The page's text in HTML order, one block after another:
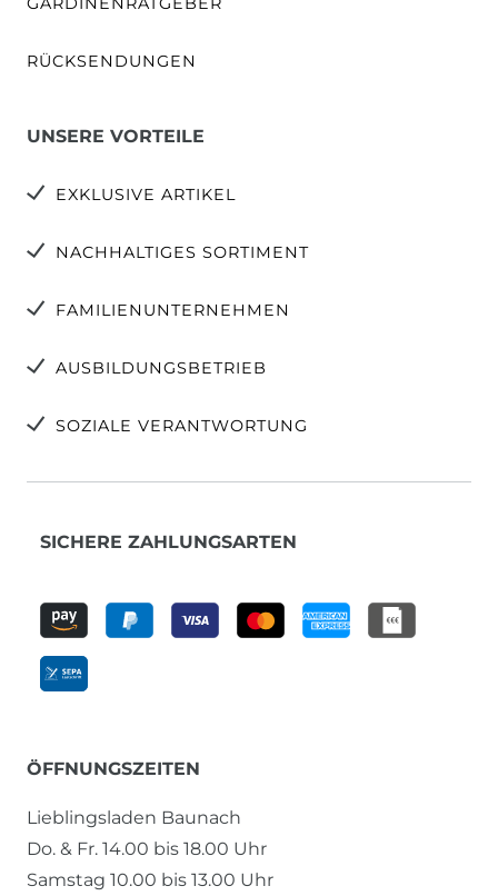
RÜCKSENDUNGEN
UNSERE VORTEILE
EXKLUSIVE ARTIKEL
NACHHALTIGES SORTIMENT
FAMILIENUNTERNEHMEN
AUSBILDUNGSBETRIEB
SOZIALE VERANTWORTUNG
SICHERE ZAHLUNGSARTEN
ÖFFNUNGSZEITEN
Lieblingsladen Baunach
Do. & Fr. 14.00 bis 18.00 Uhr
Samstag 10.00 bis 13.00 Uhr